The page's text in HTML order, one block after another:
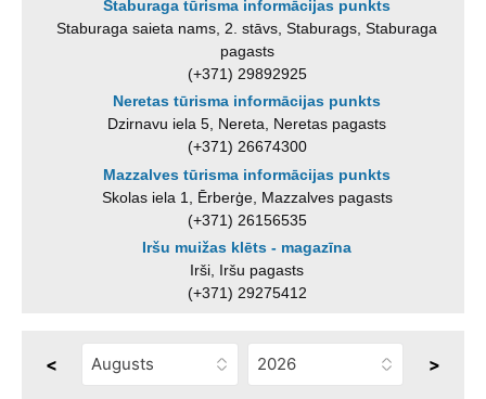
Staburaga tūrisma informācijas punkts
Staburaga saieta nams, 2. stāvs, Staburags, Staburaga
pagasts
(+371) 29892925
Neretas tūrisma informācijas punkts
Dzirnavu iela 5, Nereta, Neretas pagasts
(+371) 26674300
Mazzalves tūrisma informācijas punkts
Skolas iela 1, Ērberģe, Mazzalves pagasts
(+371) 26156535
Iršu muižas klēts - magazīna
Irši, Iršu pagasts
(+371) 29275412
< >